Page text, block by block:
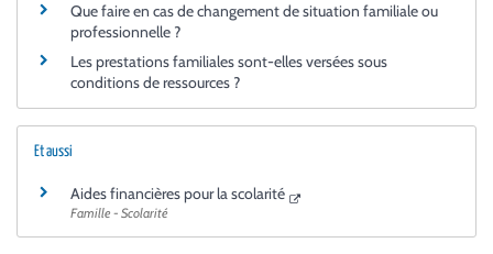
Que faire en cas de changement de situation familiale ou
professionnelle ?
Les prestations familiales sont-elles versées sous
conditions de ressources ?
Et aussi
Aides financières pour la scolarité
Famille - Scolarité